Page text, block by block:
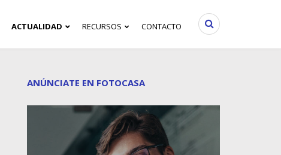
ACTUALIDAD RECURSOS CONTACTO
ANÚNCIATE EN FOTOCASA